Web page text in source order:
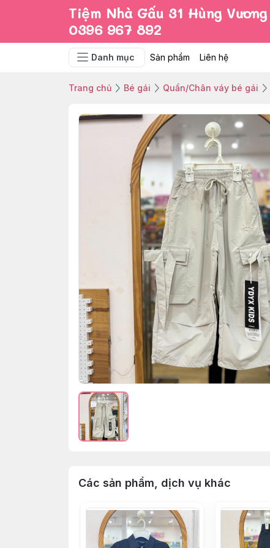
Tiệm Nhà Gấu 31 Hùng Vương
0396 967 892
Danh mục Sản phẩm Liên hệ
Trang chủ Bé gái Quần/Chân váy bé gái
Các sản phẩm, dịch vụ khác